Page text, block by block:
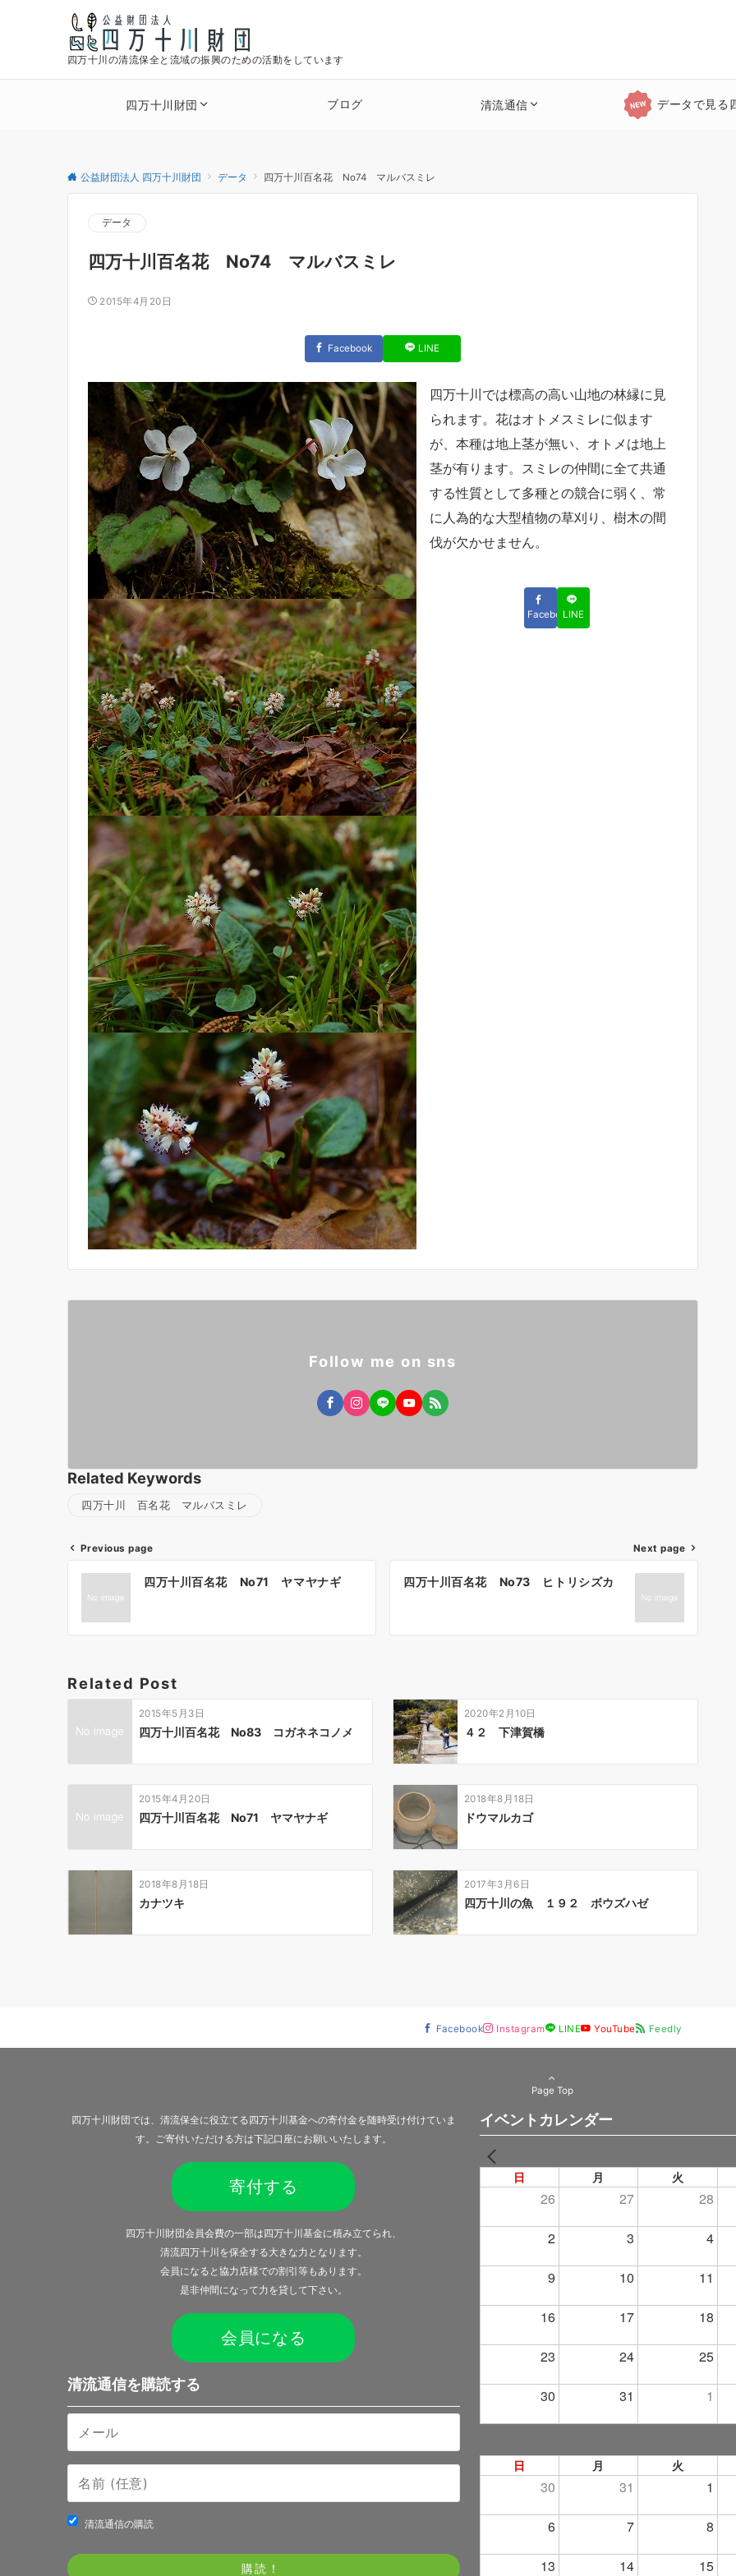
四万十川の清流保全と流域の振興のための活動をしています
四万十川財団 ブログ 清流通信 データで見る
公益財団法人 四万十川財団 データ 四万十川百名花 No74 マルバスミレ
データ
四万十川百名花 No74 マルバスミレ
2015年4月20日
Facebook LINE
四万十川では標高の高い山地の林縁に見
られます。花はオトメスミレに似ます
が、本種は地上茎が無い、オトメは地上
茎が有ります。スミレの仲間に全て共通
する性質として多種との競合に弱く、常
に人為的な大型植物の草刈り、樹木の間
伐が欠かせません。
FacebookLINE
Follow me on sns
Related Keywords
四万十川 百名花 マルバスミレ
投
ビ
シ
ン
Previous page
四万十川百名花 No71 ヤマヤナギ
Next page
四万十川百名花 No73 ヒトリシズカ
Related Post
2015年5月3日
四万十川百名花 No83 コガネネコノメ
2020年2月10日
４２ 下津賀橋
2015年4月20日
四万十川百名花 No71 ヤマヤナギ
2018年8月18日
ドウマルカゴ
2018年8月18日
カナツキ
2017年3月6日
四万十川の魚 １９２ ボウズハゼ
Facebook Instagram LINE YouTube Feedly
Page Top
四万十川財団では、清流保全に役立てる四万十川基金への寄付金を随時受け付けていま
す。ご寄付いただける方は下記口座にお願いいたします。
寄付する
四万十川財団会員会費の一部は四万十川基金に積み立てられ、
清流四万十川を保全する大きな力となります。
会員になると 協力店様での割引等もあります。
是非仲間になって力を貸して下さい。
会員になる
清流通信を購読する
清流通信の購読
イベントカレンダー
日 月 火
26 27 28
2 3 4
9 10 11
16 17 18
23 24 25
30 31 1
日 月 火
30 31 1
6 7 8
13 14 15